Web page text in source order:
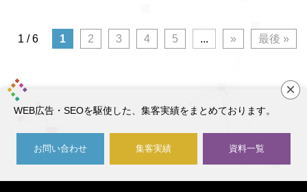
1 / 6 1 2 3 4 5 ... » 最後 »
×
WEB広告・SEOを駆使した、集客実績をまとめております。
お問い合わせ 集客実績 資料一覧